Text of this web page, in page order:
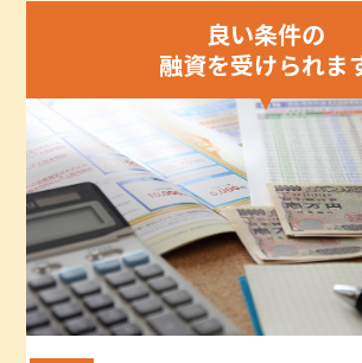
良い条件の
融資を受けられま